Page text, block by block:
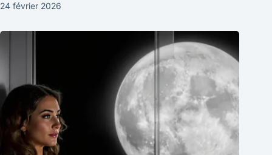
24 février 2026